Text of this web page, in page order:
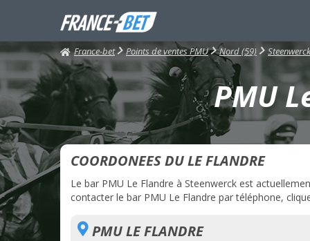
France-bet Points de ventes PMU Nord (59) Steenwerck
PMU
COORDONEES DU LE FLANDRE
Le bar PMU Le Flandre à Steenwerck est
contacter le bar PMU Le Flandre par téléphone,
PMU LE FLANDRE